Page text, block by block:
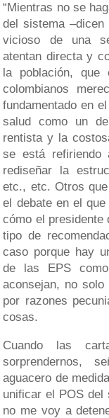
“Mientras no se
del sistema
vicioso de una
atentan directa y
la población,
colombianos
fundamentado en
salud como un
rentista y la
se está refiriendo
rediseñar la
etc., etc. Otros
el debate en el
cómo el presidente
tipo de
caso porque hay
de las EPS
aconsejan, no
por razones
cosas.
Cuando las
sorprendernos,
aguacero de
unificar el POS del
no me voy a